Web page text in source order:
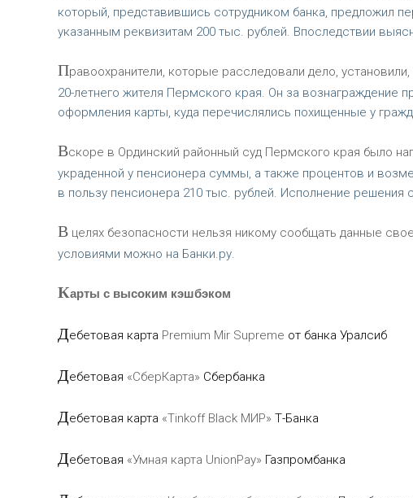
который, представившись сотрудником банка, предложил
указанным реквизитам 200 тыс. рублей. Впоследствии
Правоохранители, которые расследовали дело,
20-летнего жителя Пермского края. Он за
оформления карты, куда перечислялись похищенные у
Вскоре в Ординский районный суд Пермского края было
украденной у пенсионера суммы, а также процентов и
в пользу пенсионера 210 тыс. рублей. Исполнение решения
Вцелях безопасности нельзя никому сообщать данные
условиями можно на Банки.ру.
Карты с высоким кэшбэком
Дебетовая карта Premium Mir Supreme от банка Уралсиб
Дебетовая «СберКарта» Сбербанка
Дебетовая карта «Tinkoff Black МИР» Т-Банка
Дебетовая «Умная карта UnionPay» Газпромбанка